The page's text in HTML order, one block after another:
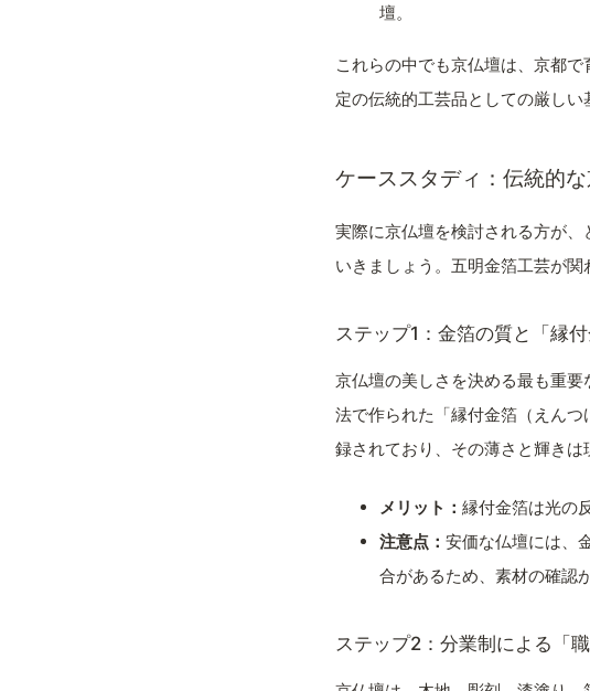
壇。
これらの中でも京仏壇は、京都
定の伝統的工芸品としての厳しい
ケーススタディ：伝統的
実際に京仏壇を検討される方が
いきましょう。五明金箔工芸が
ステップ1：金箔の質と「縁
京仏壇の美しさを決める最も重
法で作られた「縁付金箔（えん
録されており、その薄さと輝きは
メリット： 縁付金箔は光の
注意点： 安価な仏壇には、
合があるため、素材の確認
ステップ2：分業制による「